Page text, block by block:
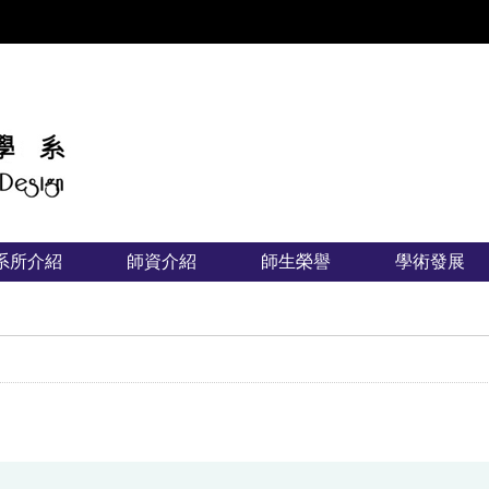
所介紹 師資介紹 師生榮譽 學術發展